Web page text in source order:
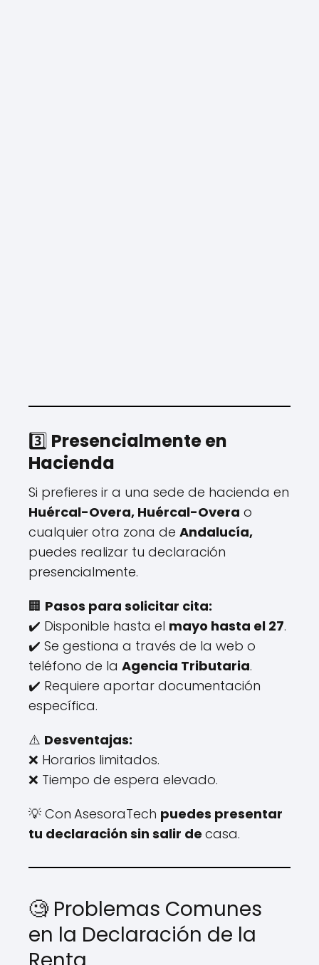
3️⃣ Presencialmente en
Hacienda
Si prefieres ir a una sede de hacienda en
Huércal-Overa, Huércal-Overa o
cualquier otra zona de Andalucía,
puedes realizar tu declaración
presencialmente.
🏢 Pasos para solicitar cita:
✔️ Disponible hasta el mayo hasta el 27.
✔️ Se gestiona a través de la web o
teléfono de la Agencia Tributaria.
✔️ Requiere aportar documentación
específica.
⚠️ Desventajas:
❌ Horarios limitados.
❌ Tiempo de espera elevado.
💡 Con AsesoraTech puedes presentar
tu declaración sin salir de casa.
🧐 Problemas Comunes
en la Declaración de la